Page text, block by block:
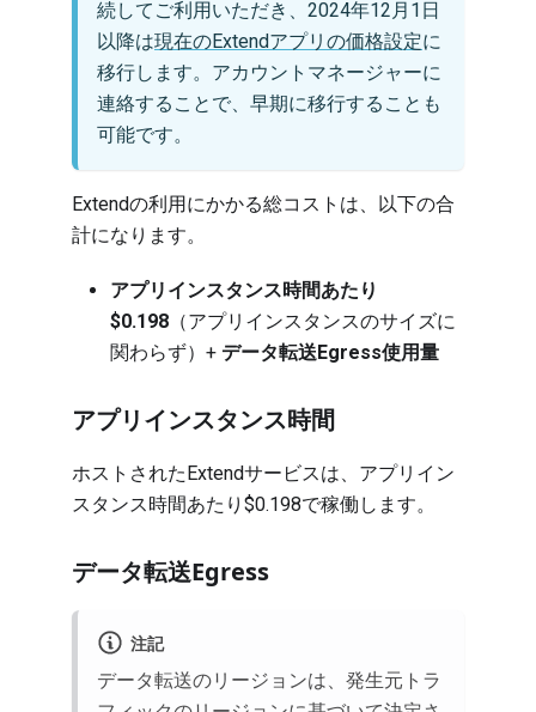
続してご利用いただき、2024年12月1日
以降は現在のExtendアプリの価格設定に
移行します。アカウントマネージャーに
連絡することで、早期に移行することも
可能です。
Extendの利用にかかる総コストは、以下の合
計になります。
アプリインスタンス時間あたり
$0.198 （アプリインスタンスのサイズに
関わらず）+ データ転送Egress使用量
アプリインスタンス時間
ホストされたExtendサービスは、アプリイン
スタンス時間あたり$0.198で稼働します。
データ転送Egress
注記
データ転送のリージョンは、発生元トラ